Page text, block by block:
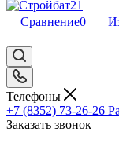
Сравнение0
Телефоны
+7 (8352) 73-26-26
Заказать звонок